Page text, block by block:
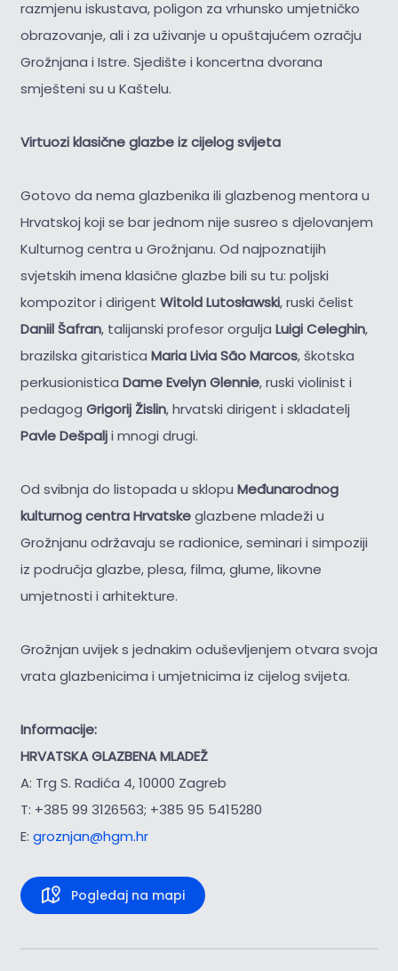
razmjenu iskustava, poligon za vrhunsko umjetničko
obrazovanje, ali i za uživanje u opuštajućem ozračju
Grožnjana i Istre. Sjedište i koncertna dvorana
smješteni su u Kaštelu.
Virtuozi klasične glazbe iz cijelog svijeta
Gotovo da nema glazbenika ili glazbenog mentora u
Hrvatskoj koji se bar jednom nije susreo s djelovanjem
Kulturnog centra u Grožnjanu. Od najpoznatijih
svjetskih imena klasične glazbe bili su tu: poljski
kompozitor i dirigent Witold Lutosławski, ruski čelist
Daniil Šafran, talijanski profesor orgulja Luigi Celeghin,
brazilska gitaristica Maria Livia São Marcos, škotska
perkusionistica Dame Evelyn Glennie, ruski violinist i
pedagog Grigorij Žislin, hrvatski dirigent i skladatelj
Pavle Dešpalji mnogi drugi.
Od svibnja do listopada u sklopu Međunarodnog
kulturnog centra Hrvatskeglazbene mladeži u
Grožnjanu održavaju se radionice, seminari i simpoziji
iz područja glazbe, plesa, filma, glume, likovne
umjetnosti i arhitekture.
Grožnjan uvijek s jednakim oduševljenjem otvara svoja
vrata glazbenicima i umjetnicima iz cijelog svijeta.
Informacije:
HRVATSKA GLAZBENA MLADEŽ
A: Trg S. Radića 4, 10000 Zagreb
T: +385 99 3126563; +385 95 5415280
E: groznjan@hgm.hr
Pogledaj na mapi